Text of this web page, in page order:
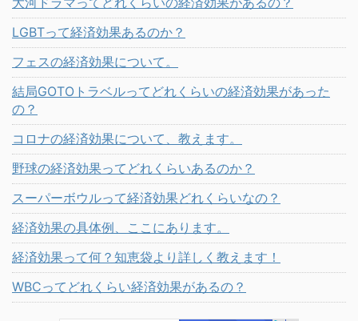
LGBTって経済効果あるのか？
フェスの経済効果について。
結局GOTOトラベルってどれくらいの経済効果があった
の？
コロナの経済効果について、教えます。
野球の経済効果ってどれくらいあるのか？
スーパーボウルって経済効果どれくらいなの？
経済効果の具体例、ここにあります。
経済効果って何？知恵袋より詳しく教えます！
WBCってどれくらい経済効果があるの？